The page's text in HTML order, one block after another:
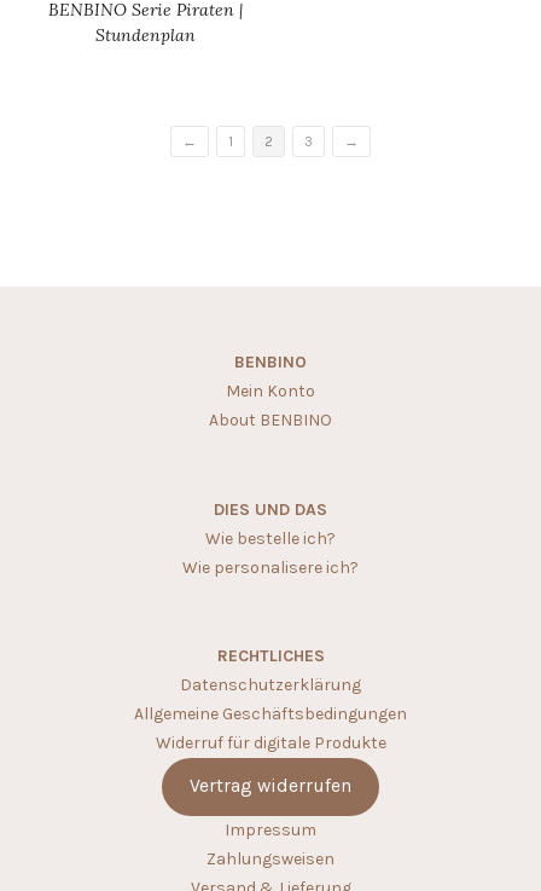
BENBINO Serie Piraten |
Stundenplan
← 1 2 3 →
BENBINO
Mein Konto
About BENBINO
DIES UND DAS
Wie bestelle ich?
Wie personalisere ich?
RECHTLICHES
Datenschutzerklärung
Allgemeine Geschäftsbedingungen
Widerruf für digitale Produkte
Vertrag widerrufen
Impressum
Zahlungsweisen